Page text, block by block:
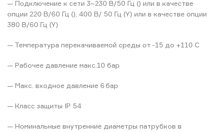
— Подключение к сети 3~230 В/50 Гц () или в качестве
опции 220 В/60 Гц (), 400 В/ 50 Гц (Y) или в качестве опции
380 В/60 Гц (Y)
— Температура перекачиваемой среды от -15 до +110 C
— Рабочее давление макс.10 бар
— Макс. входное давление 6 бар
— Класс защиты IP 54
— Номинальные внутренние диаметры патрубков в